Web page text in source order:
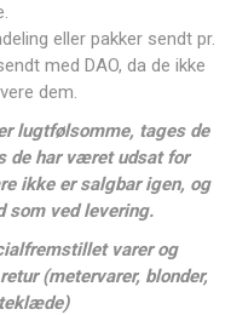
eller pakker sendt pr.
med DAO, da de ikke
dem.
lugtfølsomme, tages de
de har været udsat for
ikke er salgbar igen, og
som ved levering.
varer og
(metervarer, blonder,